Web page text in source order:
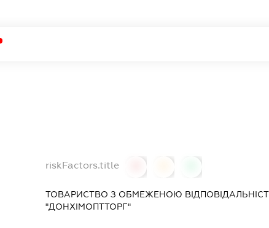
riskFactors.title
ТОВАРИСТВО З ОБМЕЖЕНОЮ
"ДОНХІМОПТТОРГ"